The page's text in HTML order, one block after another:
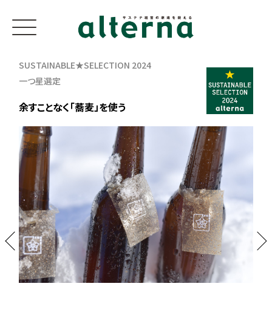
SUSTAINABLE★SELECTION 2024
一つ星選定
余すことなく「蕎麦」を使う